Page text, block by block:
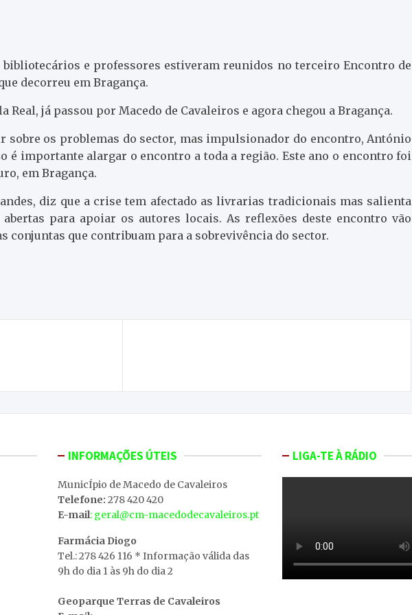
e professores estiveram reunidos no terceiro Encontro de
decorreu em Bragança.
Real, já passou por Macedo de Cavaleiros e agora chegou a Bragança.
sobre os problemas do sector, mas impulsionador do encontro, António
é importante alargar o encontro a toda a região. Este ano o encontro foi
em Bragança.
diz que a crise tem afectado as livrarias tradicionais mas salienta
para apoiar os autores locais. As reflexões deste encontro vão
conjuntas que contribuam para a sobrevivência do sector.
INFORMAÇÕES ÚTEIS
MunicÍpio de Macedo de Cavaleiros
Telefone: 278 420 420
E-mail: geral@cm-macedodecavaleiros.pt
Farmácia Diogo
Tel.: 278 426 116 * Informação válida das
9h do dia 1 às 9h do dia 2
Geoparque Terras de Cavaleiros
LIGA-TE À RÁDIO